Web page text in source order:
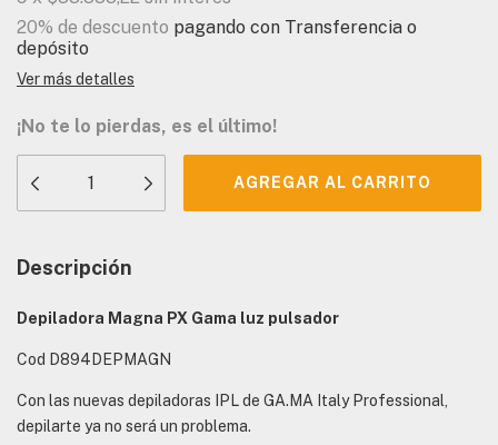
20% de descuento pagando con Transferencia o
depósito
Ver más detalles
¡No te lo pierdas, es el último!
Descripción
Depiladora Magna PX Gama luz pulsador
Cod D894DEPMAGN
Con las nuevas depiladoras IPL de GA.MA Italy Professional,
depilarte ya no será un problema.